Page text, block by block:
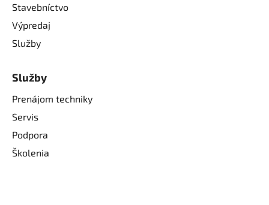
Stavebníctvo
Výpredaj
Služby
Služby
Prenájom techniky
Servis
Podpora
Školenia